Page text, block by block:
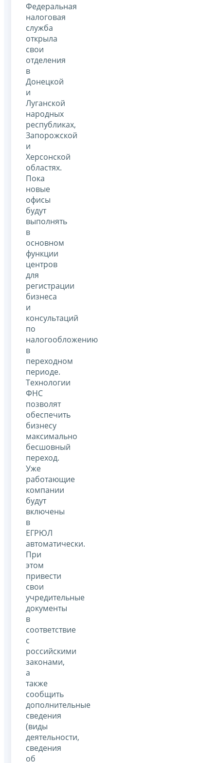
Федеральная
налоговая
служба
открыла
свои
отделения
в
Донецкой
и
Луганской
народных
республиках,
Запорожской
и
Херсонской
областях.
Пока
новые
офисы
будут
выполнять
в
основном
функции
центров
для
регистрации
бизнеса
и
консультаций
по
налогообложению
в
переходном
периоде.
Технологии
ФНС
позволят
обеспечить
бизнесу
максимально
бесшовный
переход.
Уже
работающие
компании
будут
включены
в
ЕГРЮЛ
автоматически.
При
этом
привести
свои
учредительные
документы
в
соответствие
с
российскими
законами,
а
также
сообщить
дополнительные
сведения
(виды
деятельности,
сведения
об